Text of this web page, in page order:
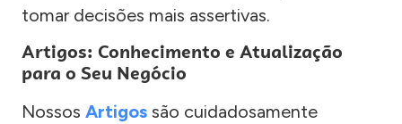
tomar decisões mais assertivas.
Artigos: Conhecimento e Atualização
para o Seu Negócio
Nossos Artigos são cuidadosamente